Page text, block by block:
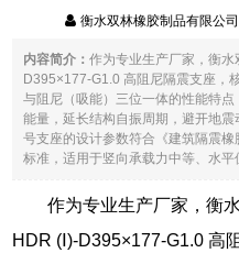
衡水双林橡胶制品有限公
内容简介：作为专业生产厂家，衡
D395×177-G1.0 高阻尼隔震支座，
与阻尼（吸能）三位一体的性能特
能量，延长结构自振周期，避开地
号支座的设计参数符合《建筑隔震
标准，适用于竖向承载力中等、水平
作为专业生产厂家，衡
HDR (Ⅰ)-D395×177-G1.0 高